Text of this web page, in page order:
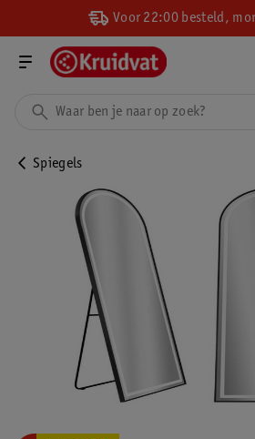
Voor 22:00 besteld,
Spiegels